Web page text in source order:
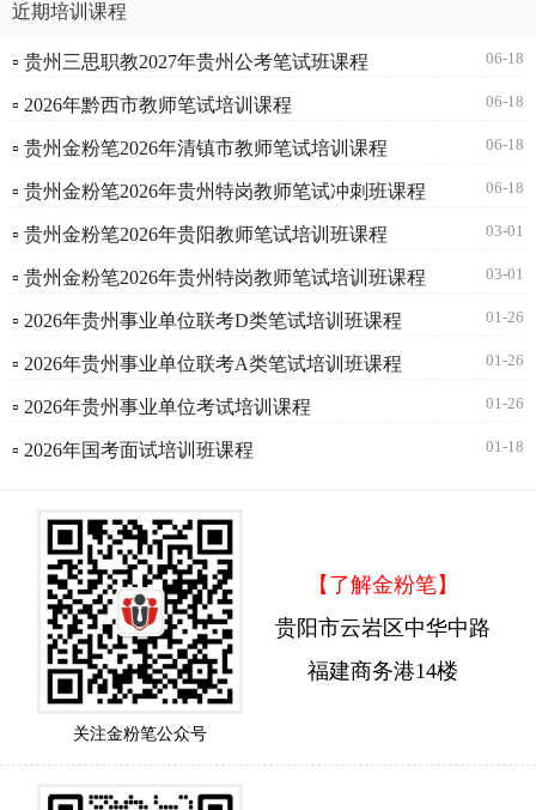
近期培训课程
▫ 贵州三思职教2027年贵州公考笔试班课程 06-18
▫ 2026年黔西市教师笔试培训课程 06-18
▫ 贵州金粉笔2026年清镇市教师笔试培训课程 06-18
▫ 贵州金粉笔2026年贵州特岗教师笔试冲刺班课程 06-18
▫ 贵州金粉笔2026年贵阳教师笔试培训班课程 03-01
▫ 贵州金粉笔2026年贵州特岗教师笔试培训班课程 03-01
▫ 2026年贵州事业单位联考D类笔试培训班课程 01-26
▫ 2026年贵州事业单位联考A类笔试培训班课程 01-26
▫ 2026年贵州事业单位考试培训课程 01-26
▫ 2026年国考面试培训班课程 01-18
关注金粉笔公众号
【了解金粉笔】
贵阳市云岩区中华中路
福建商务港14楼